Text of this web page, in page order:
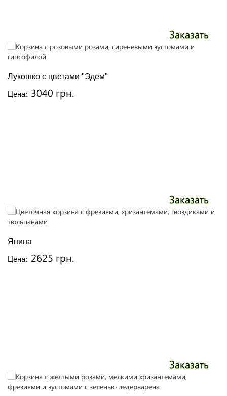
Заказать
Лукошко с цветами "Эдем"
Цена: 3040 грн.
Заказать
Янина
Цена: 2625 грн.
Заказать